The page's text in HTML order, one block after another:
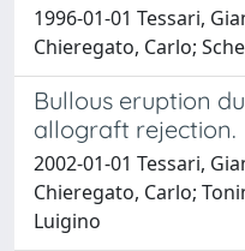
1996-01-01 Tessari,
Chieregato, Carlo;
Bullous eruption
allograft rejection.
2002-01-01 Tessari,
Chieregato, Carlo;
Luigino